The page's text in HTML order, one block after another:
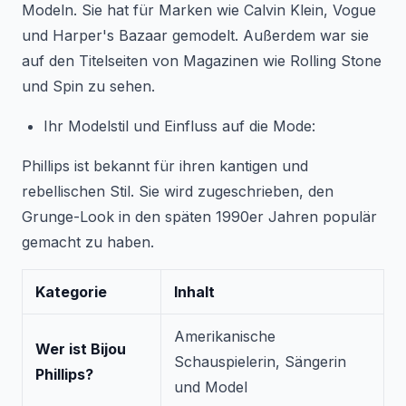
Modeln. Sie hat für Marken wie Calvin Klein, Vogue
und Harper's Bazaar gemodelt. Außerdem war sie
auf den Titelseiten von Magazinen wie Rolling Stone
und Spin zu sehen.
Ihr Modelstil und Einfluss auf die Mode:
Phillips ist bekannt für ihren kantigen und
rebellischen Stil. Sie wird zugeschrieben, den
Grunge-Look in den späten 1990er Jahren populär
gemacht zu haben.
Kategorie Inhalt
Wer ist Bijou
Phillips?
Amerikanische
Schauspielerin, Sängerin
und Model